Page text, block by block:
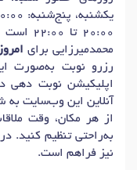
دکترسونوگرافی ترانس
دکترسونوگرافی بیوفیزیکال
دکترنوروسونوگرافی
20:00
محمدمیرزایی برای امروز
رزرو نوبت به‌صورت
اپلیکیشن نوبت دهی
آنلاین این وب‌سایت به
از هر مکان، وقت
به‌راحتی تنظیم کنید.
نیز فراهم است.